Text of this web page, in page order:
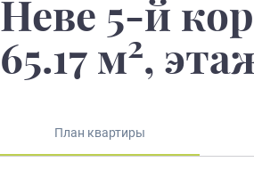
Санкт-
квартир и
премиум-
Неве 5-й
65.17 м2,
План квартиры